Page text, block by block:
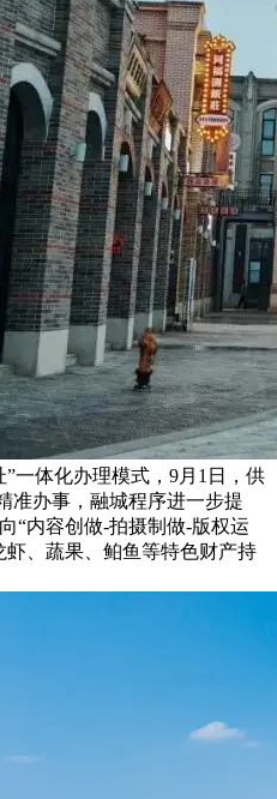
一体化办理模式，9月1日，供
准办事，融城程序进一步提
“内容创做-拍摄制做-版权运
、蔬果、鲌鱼等特色财产持